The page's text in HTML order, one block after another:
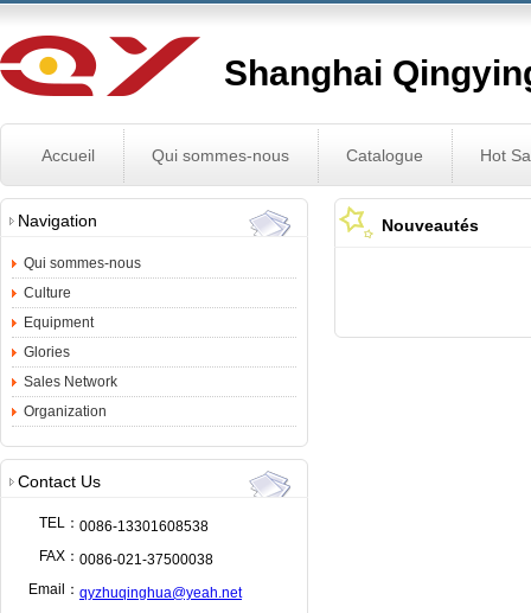
Shanghai
Accueil Qui sommes-nous Catalogue Hot
Nouveautés
Navigation
Qui sommes-nous
Culture
Equipment
Glories
Sales Network
Organization
Contact Us
TEL： 0086-13301608538
FAX： 0086-021-37500038
Email： qyzhuqinghua@yeah.net